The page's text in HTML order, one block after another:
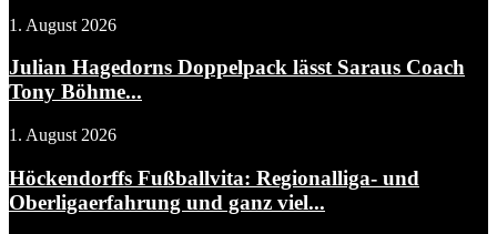
1. August 2026
Julian Hagedorns Doppelpack lässt Saraus Coach
Tony Böhme...
1. August 2026
Höckendorffs Fußballvita: Regionalliga- und
Oberligaerfahrung und ganz viel...